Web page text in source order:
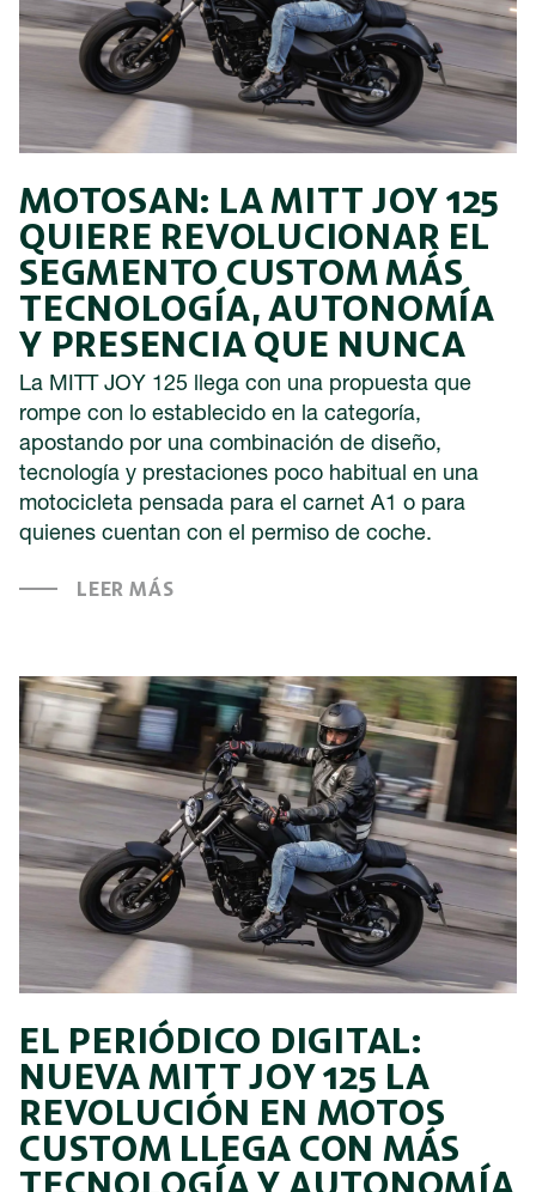
MOTOSAN: LA MITT JOY 125
QUIERE REVOLUCIONAR EL
SEGMENTO CUSTOM MÁS
TECNOLOGÍA, AUTONOMÍA
Y PRESENCIA QUE NUNCA
La MITT JOY 125 llega con una propuesta que
rompe con lo establecido en la categoría,
apostando por una combinación de diseño,
tecnología y prestaciones poco habitual en una
motocicleta pensada para el carnet A1 o para
quienes cuentan con el permiso de coche.
LEER MÁS
EL PERIÓDICO DIGITAL:
NUEVA MITT JOY 125 LA
REVOLUCIÓN EN MOTOS
CUSTOM LLEGA CON MÁS